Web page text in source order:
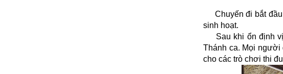
Chuyến đi bắt
sinh hoạt.
Sau khi ổn định
Thánh ca. Mọi người
cho các trò chơi thi